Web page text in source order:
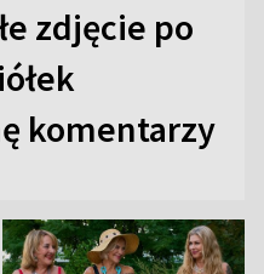
zdjęcie po
komentarzy